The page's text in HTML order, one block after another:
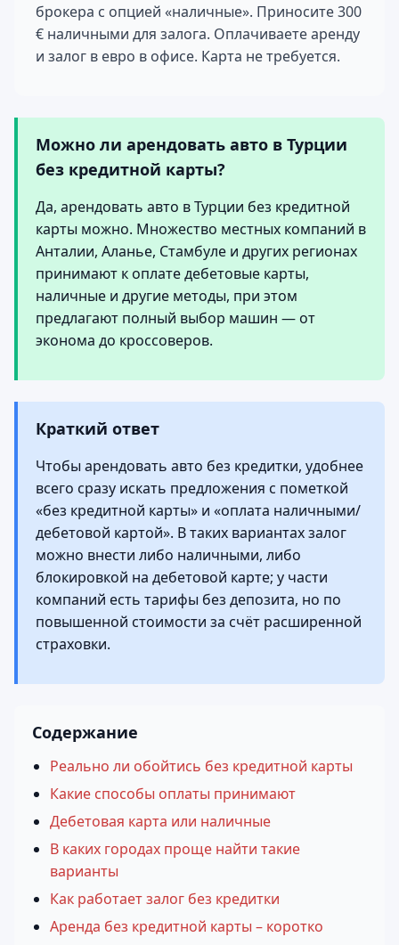
брокера с опцией «наличные». Приносите 300
€ наличными для залога. Оплачиваете аренду
и залог в евро в офисе. Карта не требуется.
Можно ли арендовать авто в Турции
без кредитной карты?
Да, арендовать авто в Турции без кредитной
карты можно. Множество местных компаний в
Анталии, Аланье, Стамбуле и других регионах
принимают к оплате дебетовые карты,
наличные и другие методы, при этом
предлагают полный выбор машин — от
эконома до кроссоверов.
Краткий ответ
Чтобы арендовать авто без кредитки, удобнее
всего сразу искать предложения с пометкой
«без кредитной карты» и «оплата наличными/
дебетовой картой». В таких вариантах залог
можно внести либо наличными, либо
блокировкой на дебетовой карте; у части
компаний есть тарифы без депозита, но по
повышенной стоимости за счёт расширенной
страховки.
Содержание
Реально ли обойтись без кредитной карты
Какие способы оплаты принимают
Дебетовая карта или наличные
В каких городах проще найти такие
варианты
Как работает залог без кредитки
Аренда без кредитной карты – коротко